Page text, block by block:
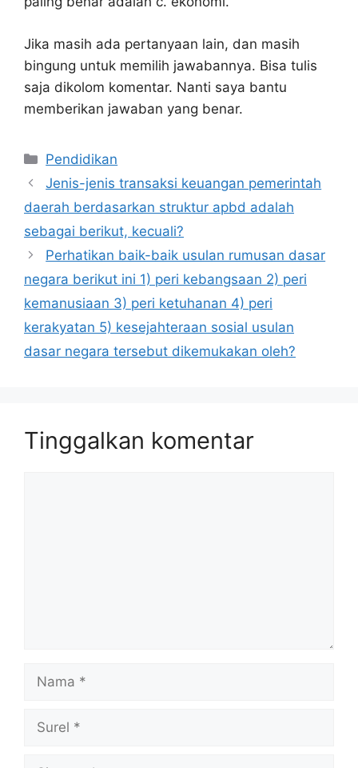
Jika masih ada pertanyaan lain, dan masih
bingung untuk memilih jawabannya. Bisa tulis
saja dikolom komentar. Nanti saya bantu
memberikan jawaban yang benar.
Kategori
Pendidikan
Jenis-jenis transaksi keuangan pemerintah
daerah berdasarkan struktur apbd adalah
sebagai berikut, kecuali?
Perhatikan baik-baik usulan rumusan dasar
negara berikut ini 1) peri kebangsaan 2) peri
kemanusiaan 3) peri ketuhanan 4) peri
kerakyatan 5) kesejahteraan sosial usulan
dasar negara tersebut dikemukakan oleh?
Tinggalkan komentar